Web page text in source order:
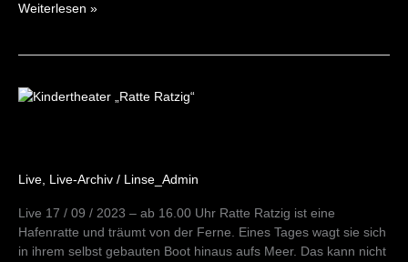
Weiterlesen »
Live, Live-Archiv / Linse_Admin
Live 17 / 09 / 2023 – ab 16.00 Uhr Ratte Ratzig ist eine
Hafenratte und träumt von der Ferne. Eines Tages wagt sie sich
in ihrem selbst gebauten Boot hinaus aufs Meer. Das kann nicht
Kindertheater